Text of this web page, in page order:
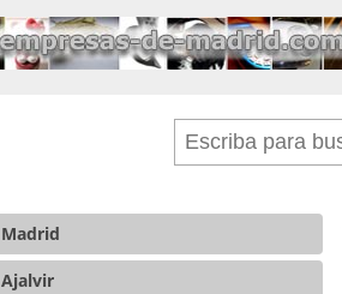
Madrid
Ajalvir